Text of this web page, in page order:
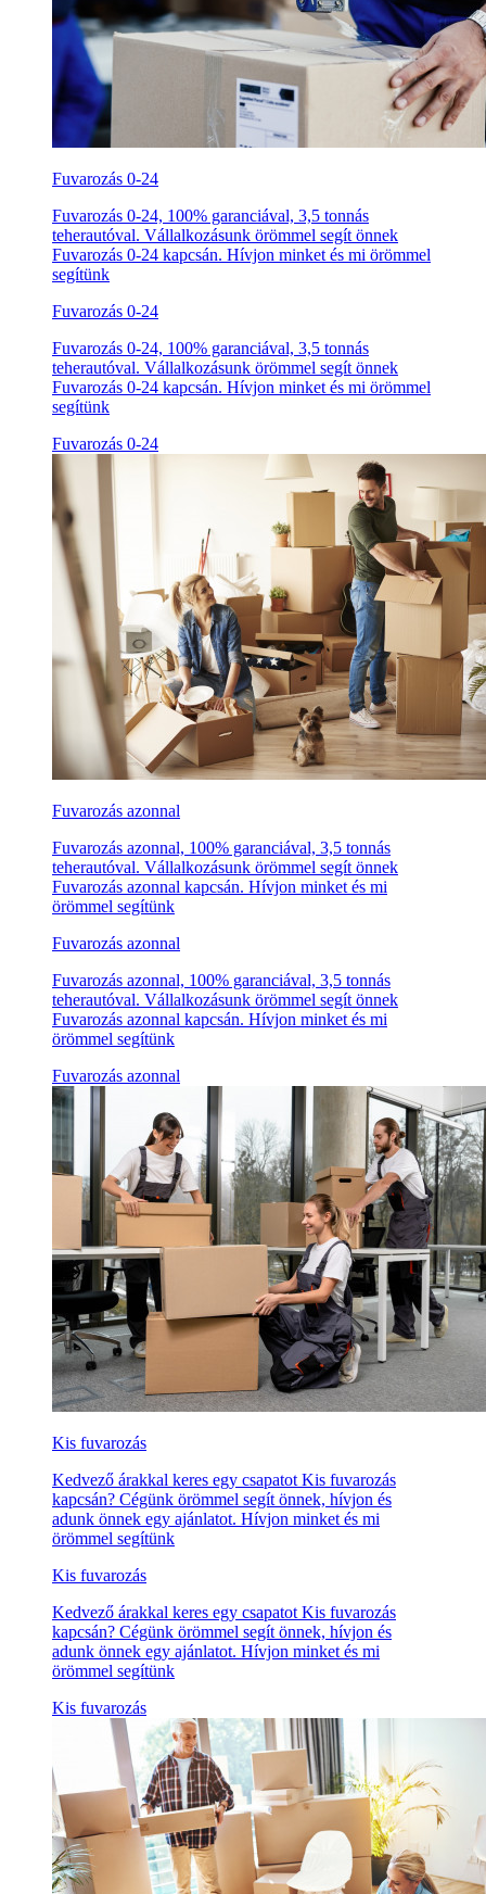
Fuvarozás 0-24
Fuvarozás 0-24, 100% garanciával, 3,5 tonnás
teherautóval. Vállalkozásunk örömmel segít önnek
Fuvarozás 0-24 kapcsán. Hívjon minket és mi örömmel
segítünk
Fuvarozás 0-24
Fuvarozás 0-24, 100% garanciával, 3,5 tonnás
teherautóval. Vállalkozásunk örömmel segít önnek
Fuvarozás 0-24 kapcsán. Hívjon minket és mi örömmel
segítünk
Fuvarozás 0-24
Fuvarozás azonnal
Fuvarozás azonnal, 100% garanciával, 3,5 tonnás
teherautóval. Vállalkozásunk örömmel segít önnek
Fuvarozás azonnal kapcsán. Hívjon minket és mi
örömmel segítünk
Fuvarozás azonnal
Fuvarozás azonnal, 100% garanciával, 3,5 tonnás
teherautóval. Vállalkozásunk örömmel segít önnek
Fuvarozás azonnal kapcsán. Hívjon minket és mi
örömmel segítünk
Fuvarozás azonnal
Kis fuvarozás
Kedvező árakkal keres egy csapatot Kis fuvarozás
kapcsán? Cégünk örömmel segít önnek, hívjon és
adunk önnek egy ajánlatot. Hívjon minket és mi
örömmel segítünk
Kis fuvarozás
Kedvező árakkal keres egy csapatot Kis fuvarozás
kapcsán? Cégünk örömmel segít önnek, hívjon és
adunk önnek egy ajánlatot. Hívjon minket és mi
örömmel segítünk
Kis fuvarozás